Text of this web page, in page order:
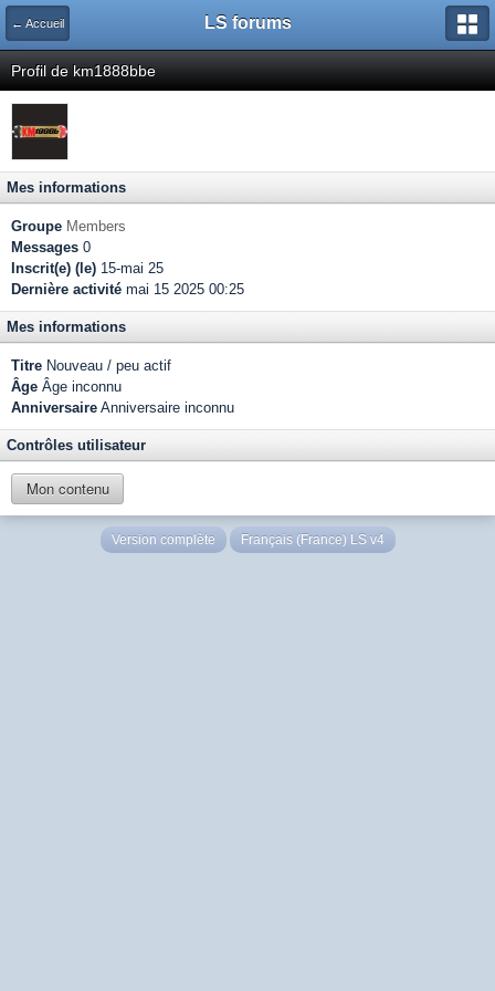
← Accueil LS forums
Profil de km1888bbe
Mes informations
Groupe Members
Messages 0
Inscrit(e) (le) 15-mai 25
Dernière activité mai 15 2025 00:25
Mes informations
Titre Nouveau / peu actif
Âge Âge inconnu
Anniversaire Anniversaire inconnu
Contrôles utilisateur
Mon contenu
Version complète Français (France) LS v4